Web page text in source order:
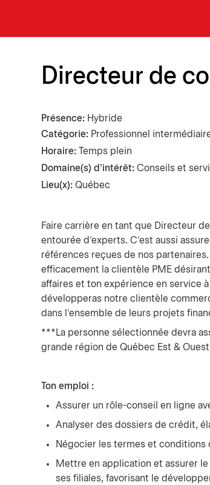
Directeur de
Présence Hybride
Catégorie Professionnel
Horaire: Temps plein
Domaine(s) d'intérêt: Conseils et
Lieu(x): Québec
Faire carrière en tant que Directeur
entourée d’experts. C’est aussi
références reçues de nos
efficacement la clientèle PME
affaires et ton expérience en service
développeras notre clientèle
dans l’ensemble de leurs projets
***La personne sélectionnée devra
grande région de Québec Est &
Ton emploi :
Assurer un rôle-conseil en ligne
Analyser des dossiers de crédit,
Négocier les termes et
Mettre en application et assurer
ses filiales, favorisant le